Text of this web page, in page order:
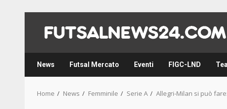
content
News Futsal Mercato Eventi FIGC-LND
Home News Femminile Serie A Allegri-Milan si può